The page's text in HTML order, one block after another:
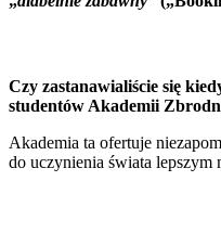
Czy zastanawialiście się
studentów Akademii
Akademia ta ofertuje
do uczynienia świata lepszym